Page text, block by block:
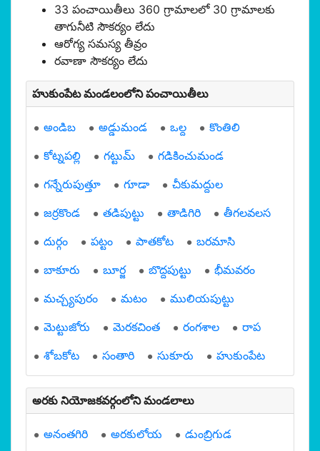
33 పంచాయితీలు 360 గ్రామాలలో 30 గ్రామాలకు
తాగునీటి సౌకర్యం లేదు
ఆరోగ్య సమస్య తీవ్రం
రవాణా సౌకర్యం లేదు
హుకుంపేట మండలంలోని పంచాయితీలు
అండిబ అడ్డుమండ ఒల్ద
కొంతిలి
కోట్నపల్లి
గట్టుమ్
గడికించుమండ
గన్నేరుపుత్తూ
గూడా
చీకుమద్దుల
జర్రకొండ
తడిపుట్టు తాడిగిరి
తీగలవలస
దుర్గం
పట్టం పాతకోట
బరమాసి
బాకూరు
బూర్జ బొద్దపుట్టు
భీమవరం
మచ్చ్యపురం
మటం
ములియపుట్టు
మెట్టుజోరు
మెరకచింత రంగశాల
రాప
శోబకోట
సంతారి సుకూరు హుకుంపేట
అరకు నియోజకవర్గంలోని మండలాలు
అనంతగిరి అరకులోయ
డుంబ్రిగుడ